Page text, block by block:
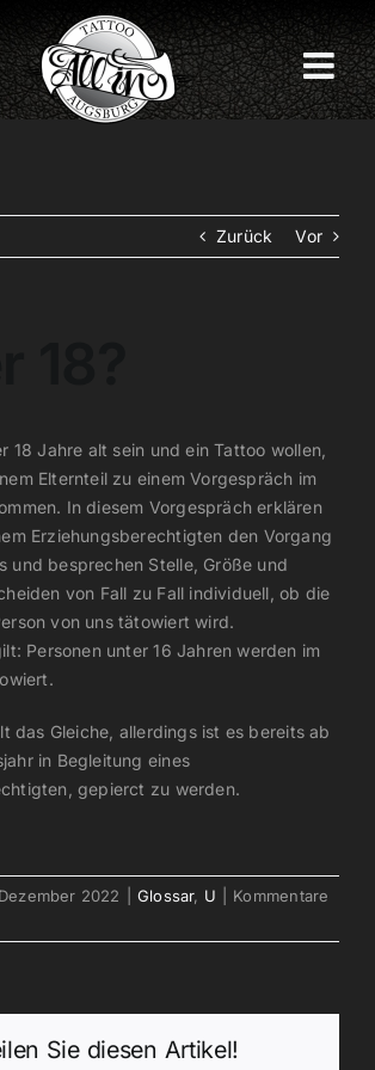
Zurück Vor
18 Jahre alt sein und ein Tattoo wollen,
Elternteil zu einem Vorgespräch im
In diesem Vorgespräch erklären
Erziehungsberechtigten den Vorgang
und besprechen Stelle, Größe und
von Fall zu Fall individuell, ob die
von uns tätowiert wird.
Personen unter 16 Jahren werden im
das Gleiche, allerdings ist es bereits ab
in Begleitung eines
gepierct zu werden.
2022 Glossar, U
Kommentare
Sie diesen Artikel!